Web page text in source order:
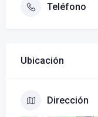
Teléfono
Ubicación
Dirección